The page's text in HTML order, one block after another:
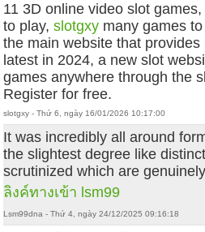
11 3D online video slot
to play,slotgxy many games
the main website that
latest in 2024, a new slot
games anywhere through the
Register for free.
slotgxy - Thứ 6, ngày 16/01/2026 10:17:00
It was incredibly all around
the slightest degree like
scrutinized which are
ลิงค์ทางเข้า lsm99
Lsm99dna - Thứ 4, ngày 24/12/2025 09:16:18